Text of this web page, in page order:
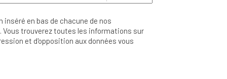
en bas de chacune de nos
trouverez toutes les informations sur
et d'opposition aux données vous